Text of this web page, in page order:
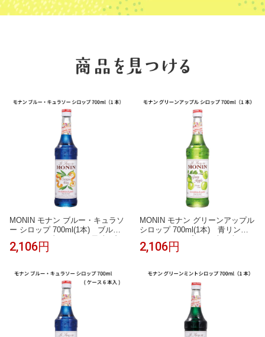
MONIN モナン ブルー・キュラソ
ー シロップ 700ml(1本) ブルー
キュラソー 青 オレンジ風味 ブル
ーハワイ かき氷 ソーダ インスタ
シロップ
2,106円
MONIN モナン グリーンアップル
シロップ 700ml(1本) 青リンゴ
グリーンアップル みずみずしい
かき氷 ソーダ ノンアルコールカ
2,106円